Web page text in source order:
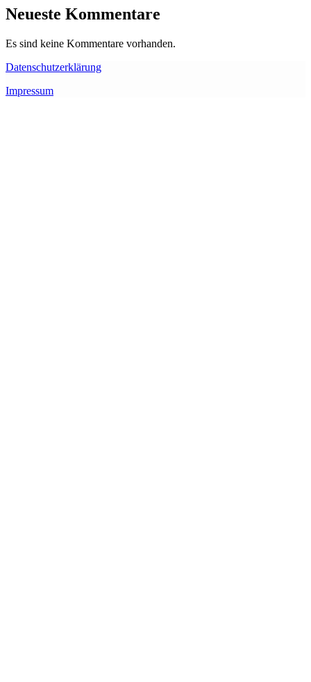
Neueste Kommentare
Es sind keine Kommentare vorhanden.
Datenschutzerklärung
Impressum